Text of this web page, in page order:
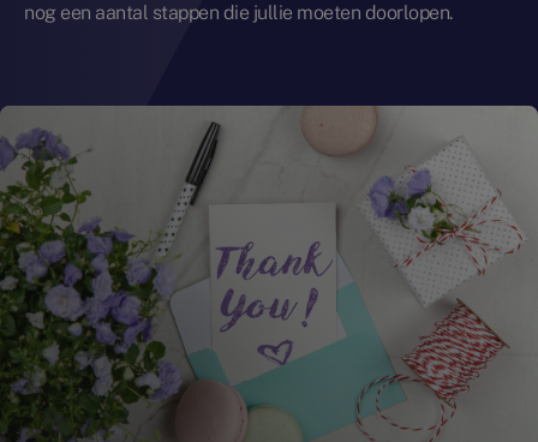
nog een aantal stappen die jullie moeten doorlopen.